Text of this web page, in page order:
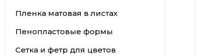
Пленка матовая в листах
Пенопластовые формы
Сетка и фетр для цветов